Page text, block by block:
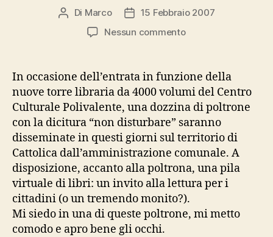
Autore
articolo
Di Marco
Data15 Febbraio 2007
Nessun commentosu
(omaggio
Agota
Kristof)
In occasione dell’entrata in funzione della
nuove torre libraria da 4000 volumi del Centro
Culturale Polivalente, una dozzina di poltrone
con la dicitura “non disturbare” saranno
disseminate in questi giorni sul territorio di
Cattolica dall’amministrazione comunale. A
disposizione, accanto alla poltrona, una pila
virtuale di libri: un invito alla lettura per i
cittadini (o un tremendo monito?).
Mi siedo in una di queste poltrone, mi metto
comodo e apro bene gli occhi.